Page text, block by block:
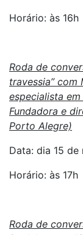
Horário: às 16h
Roda de
travessia” com
especialista
Fundadora e
Porto Alegre)
Data: dia 15
Horário: às 17h
Roda de